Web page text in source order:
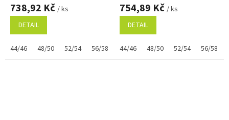
738,92 Kč / ks
DETAIL
44/46 48/50 52/54 56/58 60/62
754,89 Kč / ks
DETAIL
44/46 48/50 52/54 56/58